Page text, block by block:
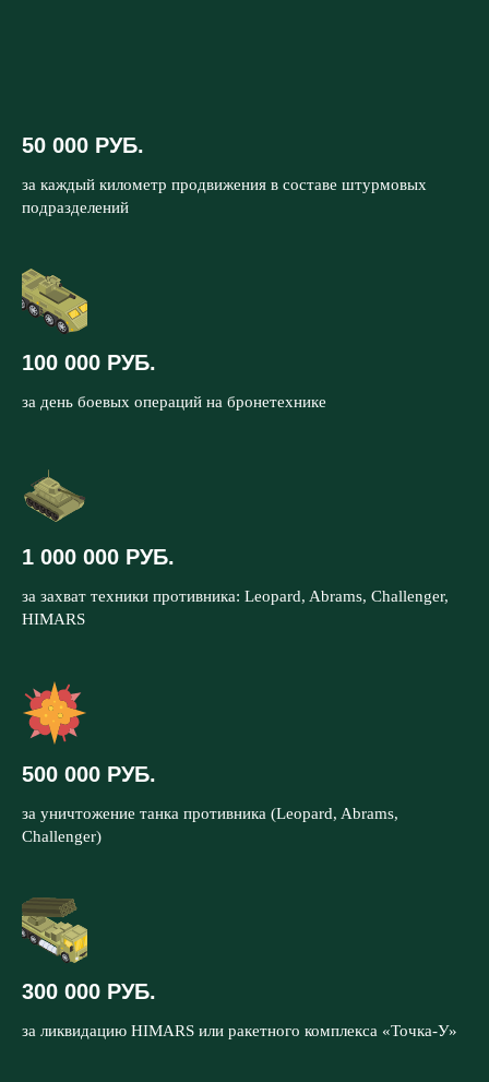
50 000 РУБ.
за каждый километр продвижения в составе штурмовых
подразделений
100 000 РУБ.
за день боевых операций на бронетехнике
1 000 000 РУБ.
за захват техники противника: Leopard, Abrams, Challenger,
HIMARS
500 000 РУБ.
за уничтожение танка противника (Leopard, Abrams,
Challenger)
300 000 РУБ.
за ликвидацию HIMARS или ракетного комплекса «Точка-У»